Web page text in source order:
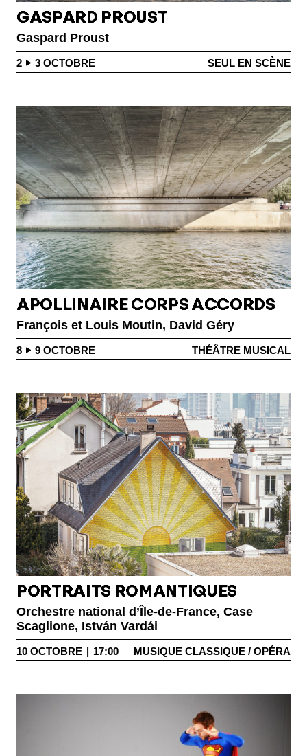
GASPARD PROUST
Gaspard Proust
2 3 OCTOBRE SEUL EN SCÈNE
APOLLINAIRE CORPS ACCORDS
François et Louis Moutin, David Géry
8 9 OCTOBRE THÉÂTRE MUSICAL
PORTRAITS ROMANTIQUES
Orchestre national d’Île-de-France, Case
Scaglione, István Vardái
10 OCTOBRE | 17:00 MUSIQUE CLASSIQUE / OPÉRA